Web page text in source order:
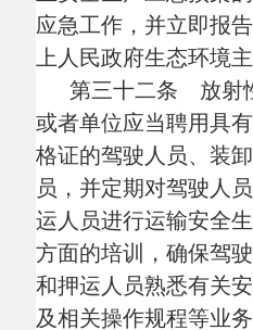
放射性物品道路运输资质
之一的，由交通运输主管
输，违法所得超过2万元
得，处违法所得2倍以上
没有违法所得或者违法所
处3万元以上10万元以下
的，依法追究刑事责任：
（一）无资质许可擅
道路运输的；
（二）使用失效、伪
等无效放射性物品道路